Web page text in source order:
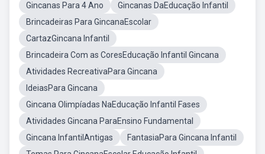
Gincanas Para 4 Ano
Gincanas DaEducação Infantil
Brincadeiras Para GincanaEscolar
CartazGincana Infantil
Brincadeira Com as CoresEducação Infantil Gincana
Atividades RecreativaPara Gincana
IdeiasPara Gincana
Gincana Olimpíadas NaEducação Infantil Fases
Atividades Gincana ParaEnsino Fundamental
Gincana InfantilAntigas
FantasiaPara Gincana Infantil